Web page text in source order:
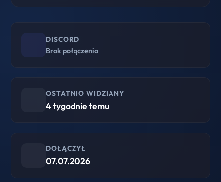
DISCORD
Brak połączenia
OSTATNIO WIDZIANY
4 tygodnie temu
DOŁĄCZYŁ
07.07.2026